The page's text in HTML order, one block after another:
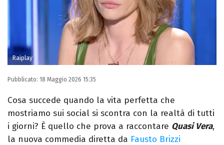
Raiplay
Pubblicato: 18 Maggio 2026 15:35
Cosa succede quando la vita perfetta che
mostriamo sui social si scontra con la realtà di tutti
i giorni? È quello che prova a raccontare Quasi Vera,
la nuova commedia diretta da Fausto Brizzi